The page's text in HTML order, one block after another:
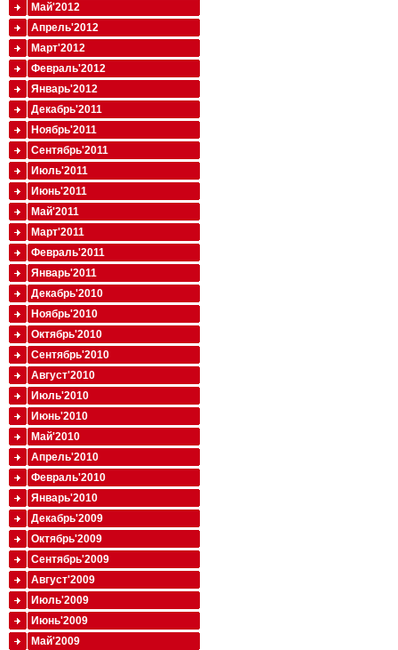
Май'2012
Апрель'2012
Март'2012
Февраль'2012
Январь'2012
Декабрь'2011
Ноябрь'2011
Сентябрь'2011
Июль'2011
Июнь'2011
Май'2011
Март'2011
Февраль'2011
Январь'2011
Декабрь'2010
Ноябрь'2010
Октябрь'2010
Сентябрь'2010
Август'2010
Июль'2010
Июнь'2010
Май'2010
Апрель'2010
Февраль'2010
Январь'2010
Декабрь'2009
Октябрь'2009
Сентябрь'2009
Август'2009
Июль'2009
Июнь'2009
Май'2009